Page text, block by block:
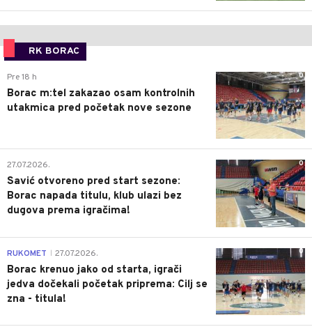
RK BORAC
0
Pre 18 h
Borac m:tel zakazao osam kontrolnih
utakmica pred početak nove sezone
0
27.07.2026.
Savić otvoreno pred start sezone:
Borac napada titulu, klub ulazi bez
dugova prema igračima!
0
RUKOMET 27.07.2026.
Borac krenuo jako od starta, igrači
jedva dočekali početak priprema: Cilj se
zna - titula!